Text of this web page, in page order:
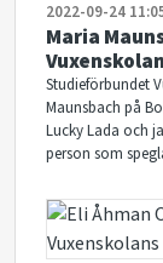
2022-09-24
Maria
Studieförbundet
Maunsbach på
Lucky Lada och
person som